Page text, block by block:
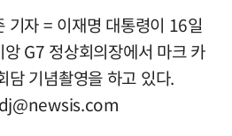
기자 = 이재명 대통령이 16일
G7 정상회의장에서 마크 카
담 기념촬영을 하고 있다.